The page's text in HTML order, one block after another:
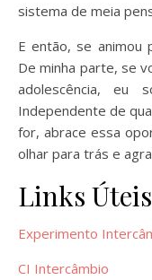
sistema de meia
E então, se animou
De minha parte, se
adolescência, eu
Independente de
for, abrace essa
olhar para trás e
Links Úteis
Experimento
CI Intercâmbio